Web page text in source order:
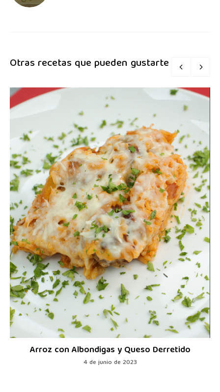
Otras recetas que pueden gustarte
Arroz con Albondigas y Queso Derretido
4 de junio de 2023